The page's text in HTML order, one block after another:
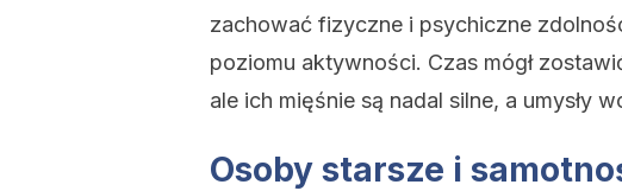
zachować fizyczne i psychiczne
poziomu aktywności. Czas mógł
ale ich mięśnie są nadal silne, a umysły
Osoby starsze i